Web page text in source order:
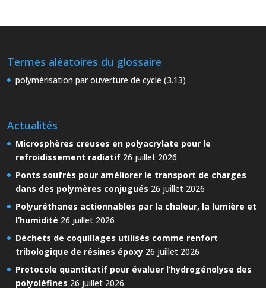
Termes aléatoires du glossaire
polymérisation par ouverture de cycle (3.13)
Actualités
Microsphères creuses en polyacrylate pour le
refroidissement radiatif 26 juillet 2026
Ponts soufrés pour améliorer le transport de charges
dans des polymères conjugués 26 juillet 2026
Polyuréthanes actionnables par la chaleur, la lumière et
l’humidité 26 juillet 2026
Déchets de coquillages utilisés comme renfort
tribologique de résines époxy 26 juillet 2026
Protocole quantitatif pour évaluer l’hydrogénolyse des
polyoléfines 26 juillet 2026